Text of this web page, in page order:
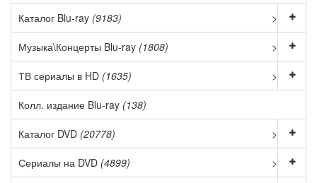
Каталог Blu-ray (9183) >
Музыка\Концерты Blu-ray (1808) >
ТВ сериалы в HD (1635) >
Колл. издание Blu-ray (138)
Каталог DVD (20778) >
Сериалы на DVD (4899) >